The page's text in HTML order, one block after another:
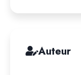
Auteur